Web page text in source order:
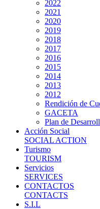
2022
2021
2020
2019
2018
2017
2016
2015
2014
2013
2012
Rendición de
GACETA
Plan de
Acción Social
SOCIAL ACTION
Turismo
TOURISM
Servicios
SERVICES
CONTACTOS
CONTACTS
S.I.L